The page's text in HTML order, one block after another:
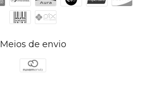
Meios de envio